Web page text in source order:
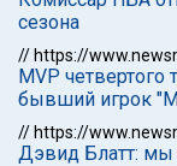
сезона
// https://
MVP четвертого
бывший игрок
// https://
Дэвид Блатт: мы